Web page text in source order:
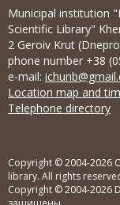
Municipal institution
Scientific Library"
2 Geroiv Krut
phone number +38
e-mail:
Location map and
Telephone directory
Copyright © 2004-2026
library. All rights
Copyright © 2004-2026